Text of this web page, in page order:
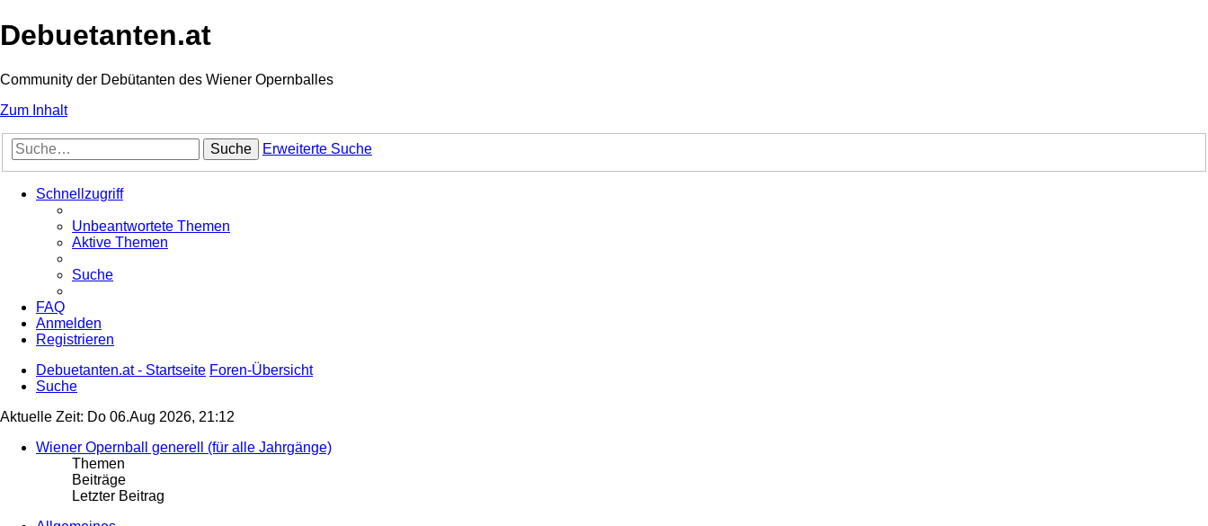
Debuetanten.at
Community der Debütanten des Wiener Opernballes
Zum Inhalt
Suche Erweiterte Suche
Schnellzugriff
Unbeantwortete Themen
Aktive Themen
Suche
FAQ
Anmelden
Registrieren
Debuetanten.at - Startseite Foren-Übersicht
Suche
Aktuelle Zeit: Do 06.Aug 2026, 21:12
Wiener Opernball generell (für alle Jahrgänge)
Themen
Beiträge
Letzter Beitrag